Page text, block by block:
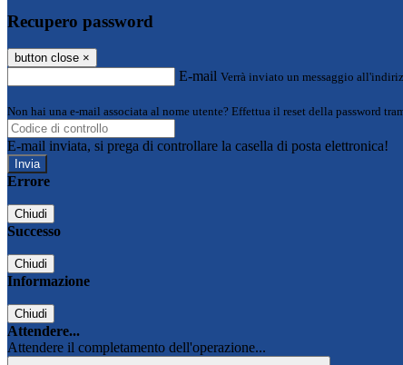
Recupero password
button close ×
E-mail Verrà inviato un messaggio
Non hai una e-mail associata al nome utente? Effettua il reset della password
E-mail inviata, si prega di controllare la casella di posta elettronica!
Errore
Chiudi
Successo
Chiudi
Informazione
Chiudi
Attendere...
Attendere il completamento dell'operazione...